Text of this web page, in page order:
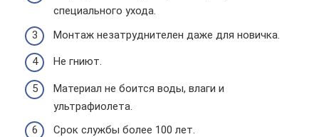
специального ухода.
Монтаж незатруднителен даже для новичка.
Не гниют.
Материал не боится воды, влаги и
ультрафиолета.
Срок службы более 100 лет.